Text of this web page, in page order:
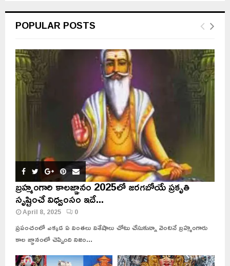
POPULAR POSTS
బ్రహ్మంగారి కాలజ్ఞానం 2025లో జరగబోయే ప్రకృతి
సృష్టించే విధ్వంసం ఇదే...
April 8, 2025 0
ప్రపంచంలో ఎక్కడ ఏ వింతలు విశేషాలు చోటు చేసుకున్నా వెంటనే బ్రహ్మంగారు
కాల జ్ఞానంలో చెప్పింది నిజం...